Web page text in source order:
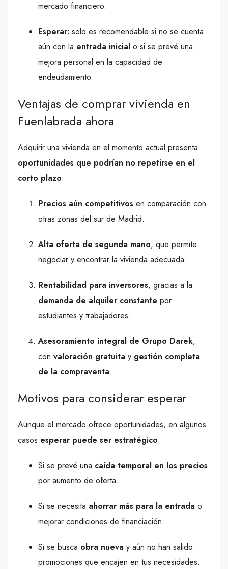
mercado financiero.
Esperar: solo es recomendable si no se cuenta
aún con la entrada inicial o si se prevé una
mejora personal en la capacidad de
endeudamiento.
Ventajas de comprar vivienda en
Fuenlabrada ahora
Adquirir una vivienda en el momento actual presenta
oportunidades que podrían no repetirse en el
corto plazo:
Precios aún competitivos en comparación con
otras zonas del sur de Madrid.
Alta oferta de segunda mano, que permite
negociar y encontrar la vivienda adecuada.
Rentabilidad para inversores, gracias a la
demanda de alquiler constante por
estudiantes y trabajadores.
Asesoramiento integral de Grupo Darek,
con valoración gratuita y gestión completa
de la compraventa.
Motivos para considerar esperar
Aunque el mercado ofrece oportunidades, en algunos
casos esperar puede ser estratégico:
Si se prevé una caída temporal en los precios
por aumento de oferta.
Si se necesita ahorrar más para la entrada o
mejorar condiciones de financiación.
Si se busca obra nueva y aún no han salido
promociones que encajen en tus necesidades.